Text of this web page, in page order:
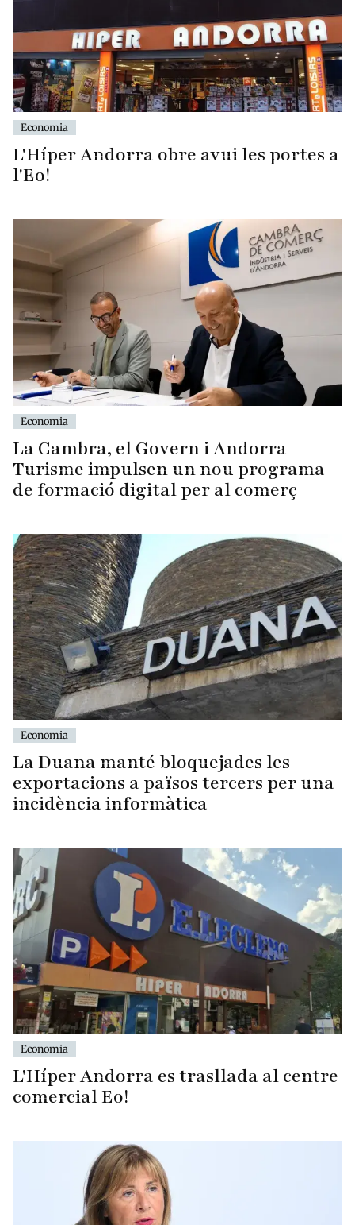
Economia
L'Híper Andorra obre avui les portes a
l'Eo!
Economia
La Cambra, el Govern i Andorra
Turisme impulsen un nou programa
de formació digital per al comerç
Economia
La Duana manté bloquejades les
exportacions a països tercers per una
incidència informàtica
Economia
L'Híper Andorra es trasllada al centre
comercial Eo!